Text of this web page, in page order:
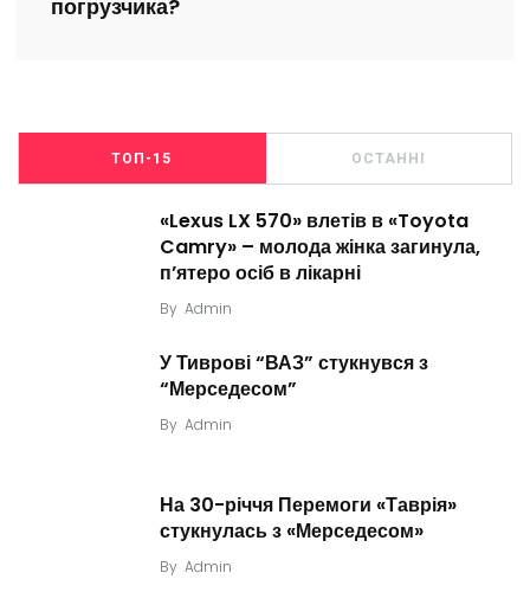
погрузчика?
ТОП-15 ОСТАННІ
«Lexus LX 570» влетів в «Toyota
Camry» – молода жінка загинула,
п’ятеро осіб в лікарні
By Admin
У Тиврові “ВАЗ” стукнувся з
“Мерседесом”
By Admin
На 30-річчя Перемоги «Таврія»
стукнулась з «Мерседесом»
By Admin